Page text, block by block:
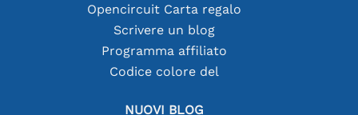
Opencircuit Carta regalo
Scrivere un blog
Programma affiliato
Codice colore del
NUOVI BLOG